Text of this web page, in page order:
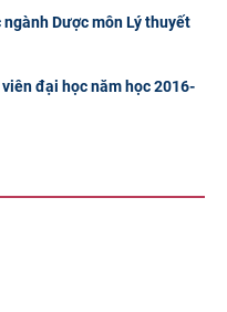
Dược môn Lý thuyết
đại học năm học 2016-